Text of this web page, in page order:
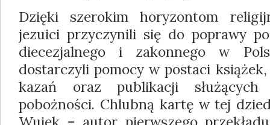
Dzięki szerokim horyzontom
jezuici przyczynili się do poprawy
diecezjalnego i zakonnego w
dostarczyli pomocy w postaci
kazań oraz publikacji służących
pobożności. Chlubną kartę w tej